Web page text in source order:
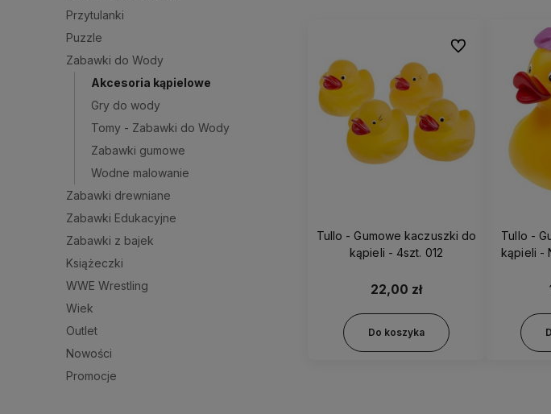
Przytulanki
Puzzle
Zabawki do Wody
Akcesoria kąpielowe
Gry do wody
Tomy - Zabawki do Wody
Zabawki gumowe
Wodne malowanie
Zabawki drewniane
Zabawki Edukacyjne
Zabawki z bajek
Książeczki
WWE Wrestling
Wiek
Outlet
Nowości
Promocje
Tullo - Gumowe kaczuszki do
kąpieli - 4szt. 012
22,00 zł
Do koszyka
Do ulubionych
Tullo -
kąpieli -